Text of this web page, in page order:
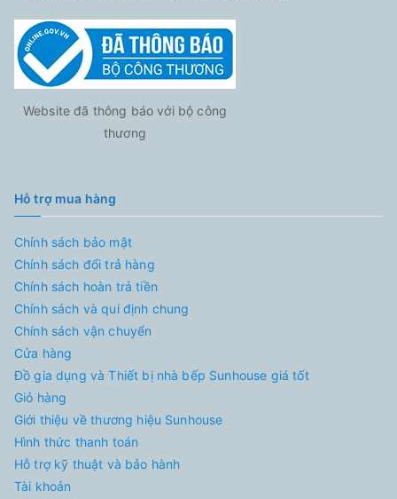
Website đã thông báo với bộ công
thương
Hỗ trợ mua hàng
Chính sách bảo mật
Chính sách đổi trả hàng
Chính sách hoàn trả tiền
Chính sách và qui định chung
Chính sách vận chuyển
Cửa hàng
Đồ gia dụng và Thiết bị nhà bếp Sunhouse giá tốt
Giỏ hàng
Giới thiệu về thương hiệu Sunhouse
Hình thức thanh toán
Hỗ trợ kỹ thuật và bảo hành
Tài khoản